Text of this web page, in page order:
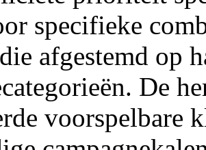
specifieke
afgestemd op
De
voorspelbare